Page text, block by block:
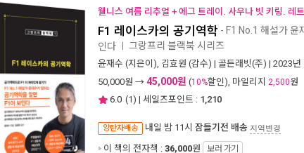
웰니스 여름 리추얼 + 에그 트레이. 사우나 빗 키링. 레
F1 레이스카의 공기역학 - F1 No.1 해설가 윤
인다 그랑프리 블랙북 시리즈
윤재수 (지은이), 김효원 (감수) | 골든래빗(주) | 2023년
50,000원 → 45,000원 (10%할인), 마일리지 2,500원
6.0 (1) | 세일즈포인트 : 1,210
양탄자배송 내일 밤 11시 잠들기전 배송 지역변경
이 책의 전자책 : 36,000원 보러 가기